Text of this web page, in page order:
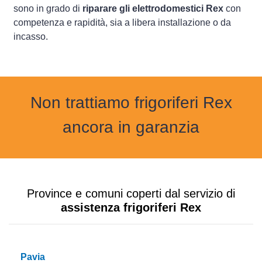
sono in grado di riparare gli elettrodomestici Rex con
competenza e rapidità, sia a libera installazione o da
incasso.
Non trattiamo frigoriferi Rex
ancora in garanzia
Province e comuni coperti dal servizio di
assistenza frigoriferi Rex
Pavia